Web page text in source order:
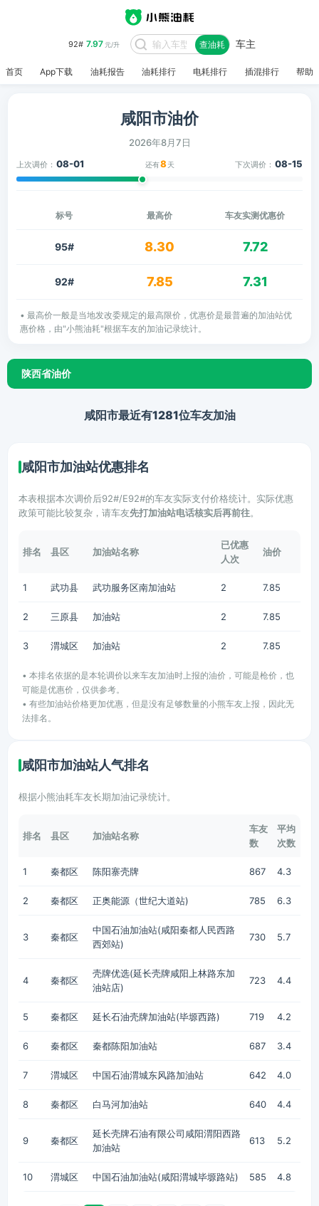
92# 7.97元/升 查油耗 车主
首页 App下载 油耗报告 油耗排行 电耗排行 插混排行 帮助
咸阳市油价
2026年8月7日
上次调价： 08-01 还有8 天 下次调价： 08-15
标号 最高价 车友实测优惠价
95# 8.30 7.72
92# 7.85 7.31
• 最高价一般是当地发改委规定的最高限价，优惠价是最普遍的加油站优
惠价格，由"小熊油耗"根据车友的加油记录统计。
陕西省油价
咸阳市最近有1281位车友加油
咸阳市加油站优惠排名
本表根据本次调价后92#/E92#的车友实际支付价格统计。实际优惠
政策可能比较复杂，请车友先打加油站电话核实后再前往。
排名 县区 加油站名称
已优惠
人次
油价
1 武功县 武功服务区南加油站 2 7.85
2 三原县 加油站 2 7.85
3 渭城区 加油站 2 7.85
• 本排名依据的是本轮调价以来车友加油时上报的油价，可能是枪价，也
可能是优惠价，仅供参考。
• 有些加油站价格更加优惠，但是没有足够数量的小熊车友上报，因此无
法排名。
咸阳市加油站人气排名
根据小熊油耗车友长期加油记录统计。
排名 县区 加油站名称
车友
数
平均
次数
1 秦都区 陈阳寨壳牌 867 4.3
2 秦都区 正奥能源（世纪大道站) 785 6.3
3 秦都区
中国石油加油站(咸阳秦都人民西路
西郊站)
730 5.7
4 秦都区
壳牌优选(延长壳牌咸阳上林路东加
油站店)
723 4.4
5 秦都区 延长石油壳牌加油站(毕塬西路) 719 4.2
6 秦都区 秦都陈阳加油站 687 3.4
7 渭城区 中国石油渭城东风路加油站 642 4.0
8 秦都区 白马河加油站 640 4.4
9 秦都区
延长壳牌石油有限公司咸阳渭阳西路
加油站
613 5.2
10 渭城区 中国石油加油站(咸阳渭城毕塬路站) 585 4.8